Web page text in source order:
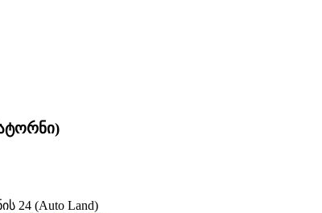
24 (Auto Land)